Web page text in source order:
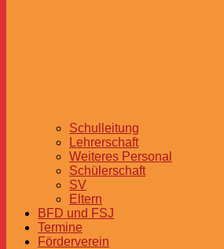
Schulleitung
Lehrerschaft
Weiteres Personal
Schülerschaft
SV
Eltern
BFD und FSJ
Termine
Förderverein